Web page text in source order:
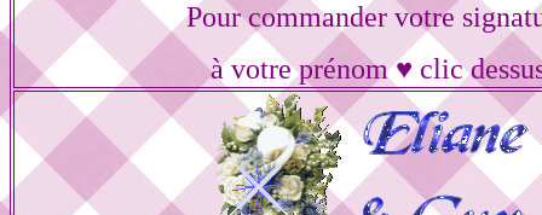
Pour commander votre
à votre prénom ♥ clic